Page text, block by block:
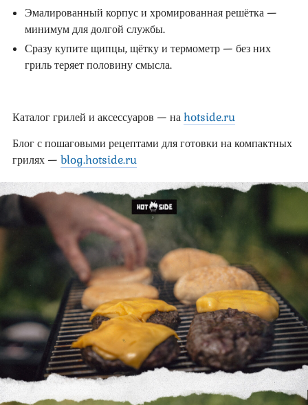
Эмалированный корпус и хромированная решётка —
минимум для долгой службы.
Сразу купите щипцы, щётку и термометр — без них
гриль теряет половину смысла.
Каталог грилей и аксессуаров — наhotside.ru
Блог с пошаговыми рецептами для готовки на компактных
грилях — blog.hotside.ru